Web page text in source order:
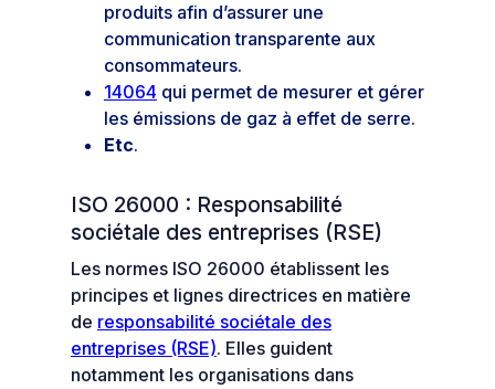
produits afin d’assurer une
communication transparente aux
consommateurs.
14064 qui permet de mesurer et gérer
les émissions de gaz à effet de serre.
Etc.
ISO 26000 : Responsabilité
sociétale des entreprises (RSE)
Les normes ISO 26000 établissent les
principes et lignes directrices en matière
de responsabilité sociétale des
entreprises (RSE). Elles guident
notamment les organisations dans